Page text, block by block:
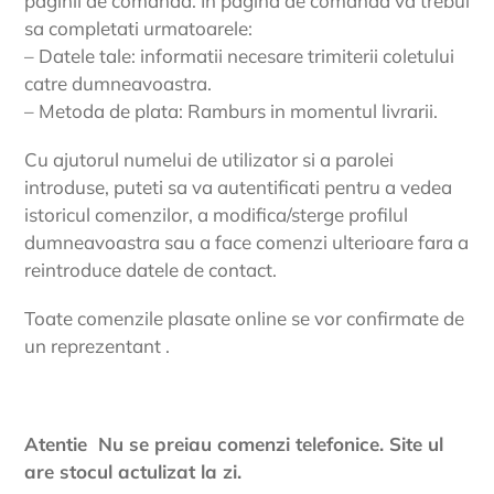
sa completati urmatoarele:
– Datele tale: informatii necesare trimiterii coletului
catre dumneavoastra.
– Metoda de plata: Ramburs in momentul livrarii.
Cu ajutorul numelui de utilizator si a parolei
introduse, puteti sa va autentificati pentru a vedea
istoricul comenzilor, a modifica/sterge profilul
dumneavoastra sau a face comenzi ulterioare fara a
reintroduce datele de contact.
Toate comenzile plasate online se vor confirmate de
un reprezentant .
Atentie Nu se preiau comenzi telefonice. Site ul
are stocul actulizat la zi.